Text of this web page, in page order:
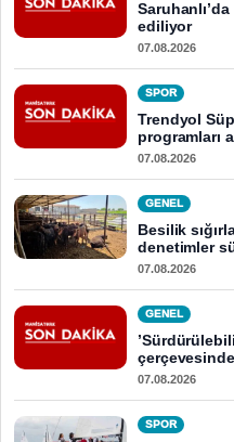
ediliyor
07.08.2026
SPOR
Trendyol
programları
07.08.2026
GENEL
Besilik
denetimler
07.08.2026
GENEL
07.08.2026
SPOR